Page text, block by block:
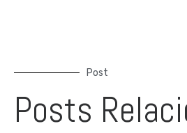
Post
Posts